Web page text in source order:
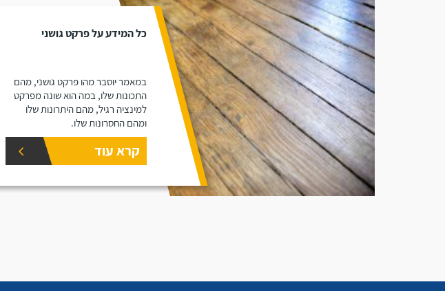
כל המידע על פרקט גושני
במאמר יוסבר מהו פרקט גושני, מהם
התכונות שלו, במה הוא שונה מפרקט
למינציה רגיל, מהם היתרונות שלו
ומהם החסרונות שלו.
קרא עוד